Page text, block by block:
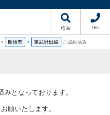
検索 TEL
> 船橋市 > 東武野田線 ご成約済み
となっております。
願いたします。